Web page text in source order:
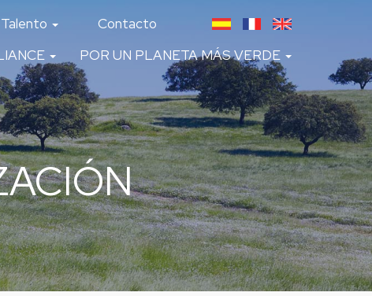
Talento
Contacto
POR UN PLANETA MÁS VERDE